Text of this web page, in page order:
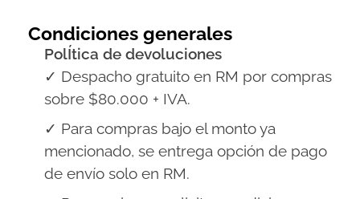
Condiciones generales
PolÍtica de devoluciones
✓ Despacho gratuito en RM por compras
sobre $80.000 + IVA.
✓ Para compras bajo el monto ya
mencionado, se entrega opción de pago
de envío solo en RM.